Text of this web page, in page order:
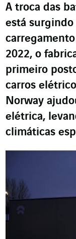
A troca das
está
2022, o
primeiro
carros
Norway
elétrica,
climáticas